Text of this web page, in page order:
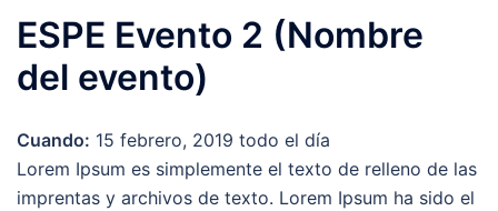
ESPE Evento 2 (Nombre
del evento)
Cuando: 15 febrero, 2019 todo el día
Lorem Ipsum es simplemente el texto de relleno de las
imprentas y archivos de texto. Lorem Ipsum ha sido el